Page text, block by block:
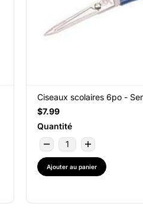
Ciseaux scolaires 6po -
$7.99
Quantité
Ajouter au panier